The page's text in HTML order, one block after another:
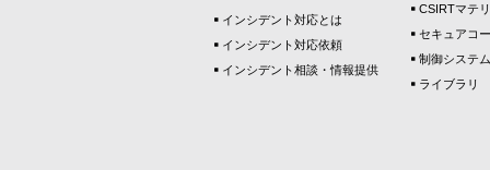
インシデント対応とは
インシデント対応依頼
インシデント相談・情報提供
CSIRTマテ
セキュアコ
制御システ
ライブラリ